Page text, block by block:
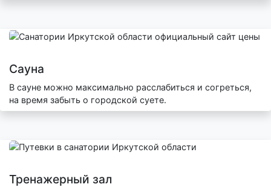
Сауна
В сауне можно максимально расслабиться и согреться,
на время забыть о городской суете.
Тренажерный зал